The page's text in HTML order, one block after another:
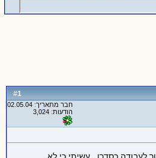
#
1
חבר מתאריך: 02.05.04
הודעות: 3,024